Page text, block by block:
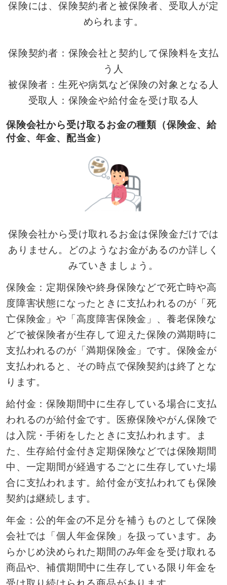
保険には、保険契約者と被保険者、受取人が定
められます。
保険契約者：保険会社と契約して保険料を支払
う人
被保険者：生死や病気など保険の対象となる人
受取人：保険金や給付金を受け取る人
保険会社から受け取るお金の種類（保険金、給
付金、年金、配当金）
保険会社から受け取れるお金は保険金だけでは
ありません。どのようなお金があるのか詳しく
みていきましょう。
保険金：定期保険や終身保険などで死亡時や高
度障害状態になったときに支払われるのが「死
亡保険金」や「高度障害保険金」、養老保険な
どで被保険者が生存して迎えた保険の満期時に
支払われるのが「満期保険金」です。保険金が
支払われると、その時点で保険契約は終了とな
ります。
給付金：保険期間中に生存している場合に支払
われるのが給付金です。医療保険やがん保険で
は入院・手術をしたときに支払われます。ま
た、生存給付金付き定期保険などでは保険期間
中、一定期間が経過するごとに生存していた場
合に支払われます。給付金が支払われても保険
契約は継続します。
年金：公的年金の不足分を補うものとして保険
会社では「個人年金保険」を扱っています。あ
らかじめ決められた期間のみ年金を受け取れる
商品や、補償期間中に生存している限り年金を